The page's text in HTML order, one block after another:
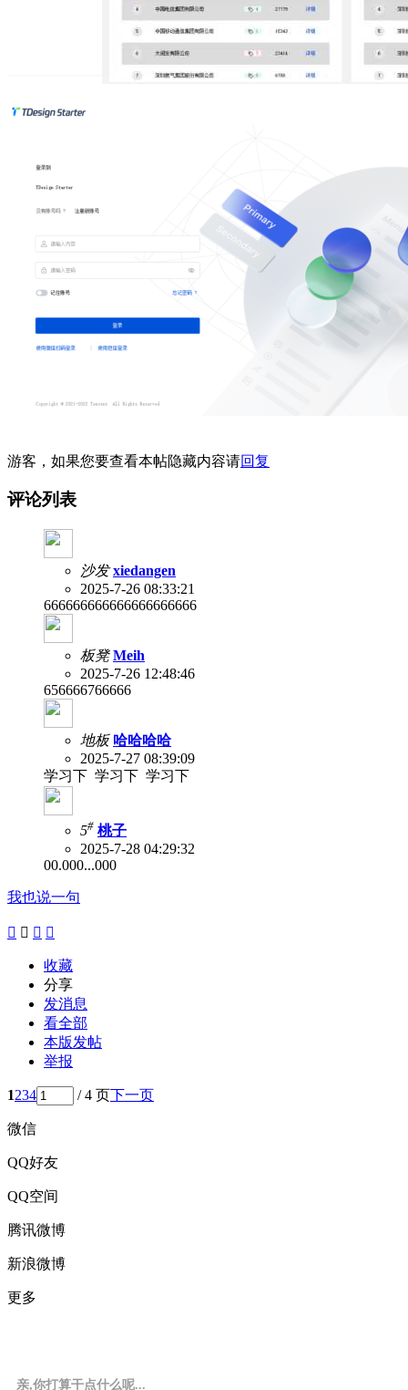
游客，如果您要查看本帖隐藏内容请回复
评论列表
沙发 xiedangen
2025-7-26 08:33:21
666666666666666666666
板凳 Meih
2025-7-26 12:48:46
656666766666
地板 哈哈哈哈
2025-7-27 08:39:09
学习下 学习下 学习下
5# 桃子
2025-7-28 04:29:32
00.000...000
我也说一句
   
收藏
分享
发消息
看全部
本版发帖
举报
1234 / 4 页下一页
微信
QQ好友
QQ空间
腾讯微博
新浪微博
更多
亲,你打算干点什么呢...